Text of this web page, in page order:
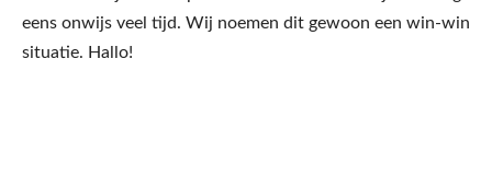
eens onwijs veel tijd. Wij noemen dit gewoon een win-win
situatie. Hallo!